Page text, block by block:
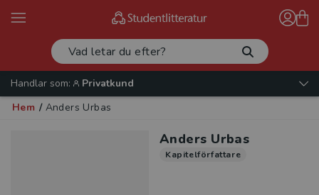
Handlar som:
Privatkund
Hem / Anders Urbas
Anders Urbas
Kapitelförfattare